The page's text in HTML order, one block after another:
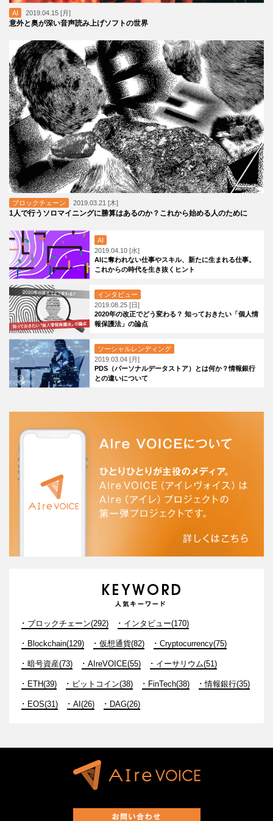
AI 2019.04.15 [月]
意外と奥が深い音声読み上げソフトの世界
ブロックチェーン 2019.03.21 [木]
1人で行うソロマイニングに勝算はあるのか？これから始める人のために
AI
2019.04.10 [水]
AIに奪われない仕事やスキル、新たに生まれる仕事。
これからの時代を生き抜くヒント
インタビュー
2019.08.25 [日]
2020年の改正でどう変わる？ 知っておきたい「個人情
報保護法」の論点
ソーシャルレンディング
2019.03.04 [月]
PDS（パーソナルデータストア）とは何か？情報銀行
との違いについて
ブロックチェーン(292) インタビュー(170)
Blockchain(129) 仮想通貨(82) Cryptocurrency(75)
暗号資産(73) AIreVOICE(55) イーサリウム(51)
ETH(39) ビットコイン(38) FinTech(38) 情報銀行(35)
EOS(31) AI(26) DAG(26)